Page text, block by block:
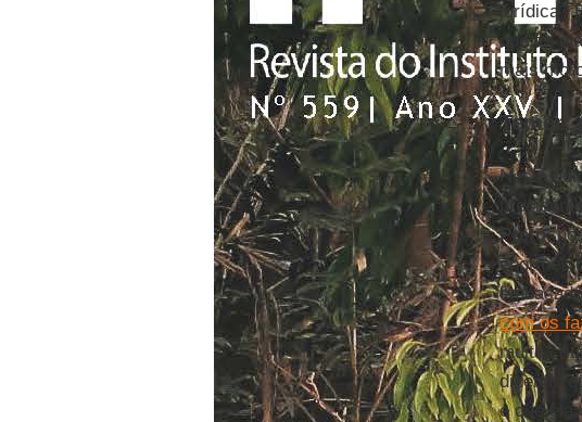
jurídica?
que foi
mais
Temer:
Nesta
Preto, no
enormes
com os
muito
dizendo
e que ela